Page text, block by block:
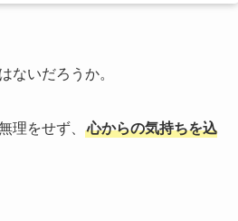
ないだろうか。
理をせず、
心からの気持ちを込